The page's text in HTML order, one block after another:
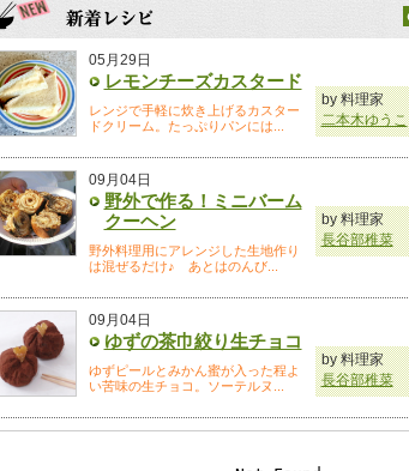
05月29日
レモンチーズカスタード
レンジで手軽に炊き上げるカスター
ドクリーム。たっぷりパンには...
by 料理家
二本木ゆうこ
09月04日
野外で作る！ミニバーム
クーヘン
野外料理用にアレンジした生地作り
は混ぜるだけ♪ あとはのんび...
by 料理家
長谷部稚菜
09月04日
ゆずの茶巾絞り生チョコ
ゆずピールとみかん蜜が入った程よ
い苦味の生チョコ。ソーテルヌ...
by 料理家
長谷部稚菜